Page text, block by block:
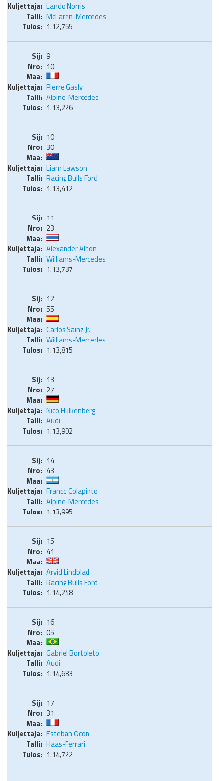
Lando Norris
McLaren-Mercedes
1.12,765
9
10
Pierre Gasly
Alpine-Mercedes
1.13,226
10
30
Liam Lawson
Racing Bulls Ford
1.13,412
11
23
Alexander Albon
Williams-Mercedes
1.13,787
12
55
Carlos Sainz Jr.
Williams-Mercedes
1.13,815
13
27
Nico Hülkenberg
Audi
1.13,902
14
43
Franco Colapinto
Alpine-Mercedes
1.13,995
15
41
Arvid Lindblad
Racing Bulls Ford
1.14,248
16
05
Gabriel Bortoleto
Audi
1.14,683
17
31
Esteban Ocon
Haas-Ferrari
1.14,722